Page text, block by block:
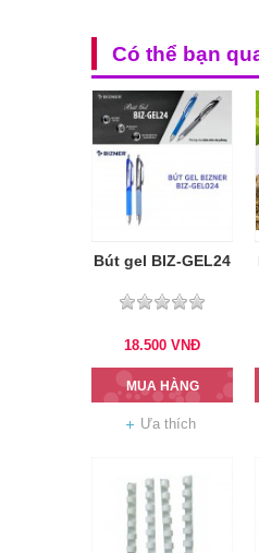
Có thể bạn
Bút gel BIZ-GEL24
18.500 VNĐ
MUA HÀNG
Ưa thích